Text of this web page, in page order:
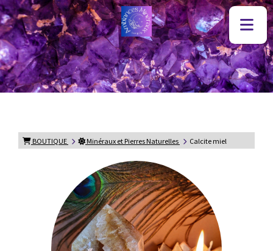
BOUTIQUE Minéraux et Pierres Naturelles Calcite miel